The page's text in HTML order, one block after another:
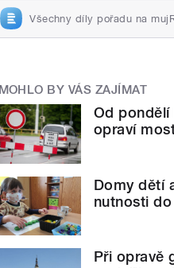
Všechny díly pořadu na
MOHLO BY VÁS ZAJÍMAT
Od pondělí
opraví
Domy dětí
nutnosti
Při opravě